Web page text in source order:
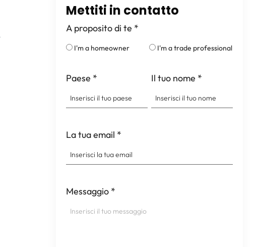
Mettiti in contatto
A proposito di te *
I'm a homeowner I'm a trade professional
Paese * Il tuo nome *
La tua email *
Messaggio *